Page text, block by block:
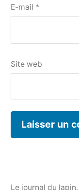
E-mail *
Site web
Le journal du lapin,